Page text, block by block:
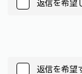
返信を希望
返信を希望